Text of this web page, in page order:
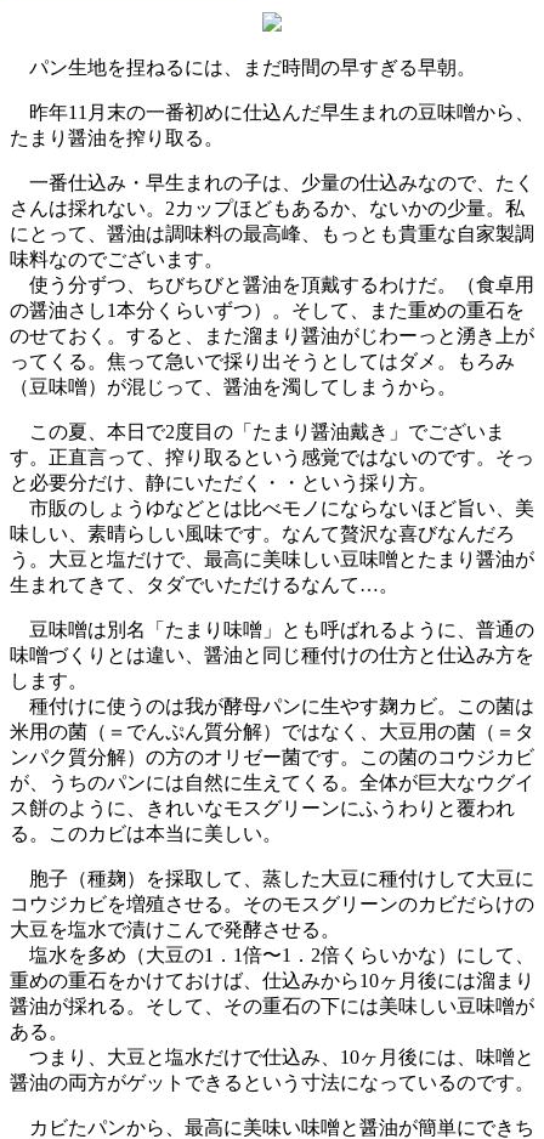
パン生地を捏ねるには、まだ時間の早すぎる早朝。
昨年11月末の一番初めに仕込んだ早生まれの豆味噌から、
たまり醤油を搾り取る。
一番仕込み・早生まれの子は、少量の仕込みなので、たく
さんは採れない。2カップほどもあるか、ないかの少量。私
にとって、醤油は調味料の最高峰、もっとも貴重な自家製調
味料なのでございます。
使う分ずつ、ちびちびと醤油を頂戴するわけだ。（食卓用
の醤油さし1本分くらいずつ）。そして、また重めの重石を
のせておく。すると、また溜まり醤油がじわーっと湧き上が
ってくる。焦って急いで採り出そうとしてはダメ。もろみ
（豆味噌）が混じって、醤油を濁してしまうから。
この夏、本日で2度目の「たまり醤油戴き」でございま
す。正直言って、搾り取るという感覚ではないのです。そっ
と必要分だけ、静にいただく・・という採り方。
市販のしょうゆなどとは比べモノにならないほど旨い、美
味しい、素晴らしい風味です。なんて贅沢な喜びなんだろ
う。大豆と塩だけで、最高に美味しい豆味噌とたまり醤油が
生まれてきて、タダでいただけるなんて…。
豆味噌は別名「たまり味噌」とも呼ばれるように、普通の
味噌づくりとは違い、醤油と同じ種付けの仕方と仕込み方を
します。
種付けに使うのは我が酵母パンに生やす麹カビ。この菌は
米用の菌（＝でんぷん質分解）ではなく、大豆用の菌（＝タ
ンパク質分解）の方のオリゼー菌です。この菌のコウジカビ
が、うちのパンには自然に生えてくる。全体が巨大なウグイ
ス餅のように、きれいなモスグリーンにふうわりと覆われ
る。このカビは本当に美しい。
胞子（種麹）を採取して、蒸した大豆に種付けして大豆に
コウジカビを増殖させる。そのモスグリーンのカビだらけの
大豆を塩水で漬けこんで発酵させる。
塩水を多め（大豆の1．1倍〜1．2倍くらいかな）にして、
重めの重石をかけておけば、仕込みから10ヶ月後には溜まり
醤油が採れる。そして、その重石の下には美味しい豆味噌が
ある。
つまり、大豆と塩水だけで仕込み、10ヶ月後には、味噌と
醤油の両方がゲットできるという寸法になっているのです。
カビたパンから、最高に美味い味噌と醤油が簡単にできち